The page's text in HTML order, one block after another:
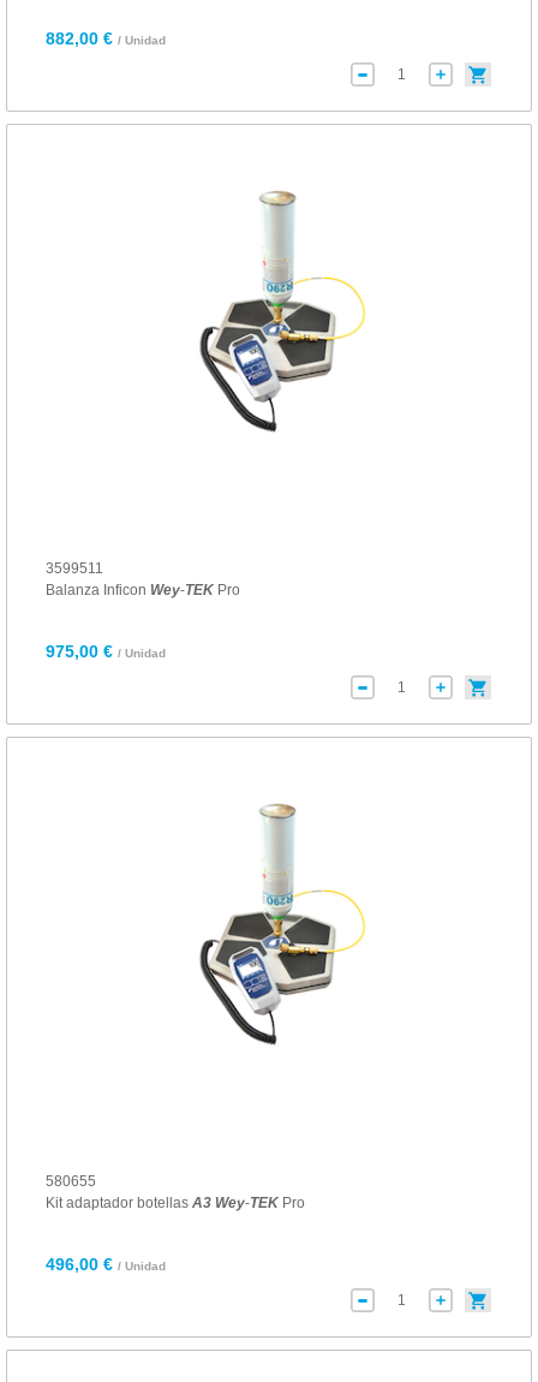
882,00 € / Unidad
3599511
Balanza Inficon Wey-TEKPro
975,00 € / Unidad
580655
Kit adaptador botellas A3 Wey-TEKPro
496,00 € / Unidad